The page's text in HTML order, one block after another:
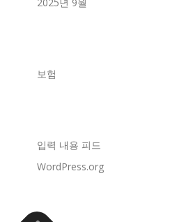
보험
입력 내용 피드
WordPress.org